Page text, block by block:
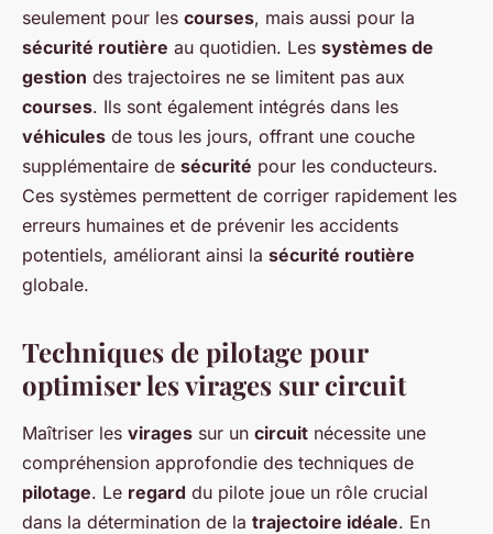
seulement pour les courses, mais aussi pour la
sécurité routière au quotidien. Les systèmes de
gestion des trajectoires ne se limitent pas aux
courses. Ils sont également intégrés dans les
véhicules de tous les jours, offrant une couche
supplémentaire de sécurité pour les conducteurs.
Ces systèmes permettent de corriger rapidement les
erreurs humaines et de prévenir les accidents
potentiels, améliorant ainsi la sécurité routière
globale.
Techniques de pilotage pour
optimiser les virages sur circuit
Maîtriser les virages sur un circuit nécessite une
compréhension approfondie des techniques de
pilotage. Le regard du pilote joue un rôle crucial
dans la détermination de la trajectoire idéale. En